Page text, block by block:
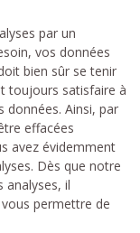
par un
vos données
bien sûr se tenir
toujours satisfaire à
données. Ainsi, par
effacées
avez évidemment
Dès que notre
analyses, il
permettre de